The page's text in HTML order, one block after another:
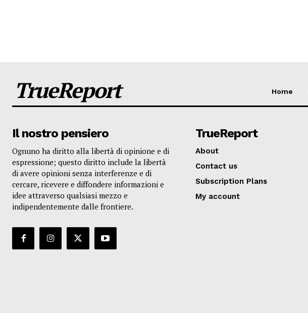
TrueReport Home
Il nostro pensiero
Ognuno ha diritto alla libertà di opinione e di
espressione; questo diritto include la libertà
di avere opinioni senza interferenze e di
cercare, ricevere e diffondere informazioni e
idee attraverso qualsiasi mezzo e
indipendentemente dalle frontiere.
TrueReport
About
Contact us
Subscription Plans
My account